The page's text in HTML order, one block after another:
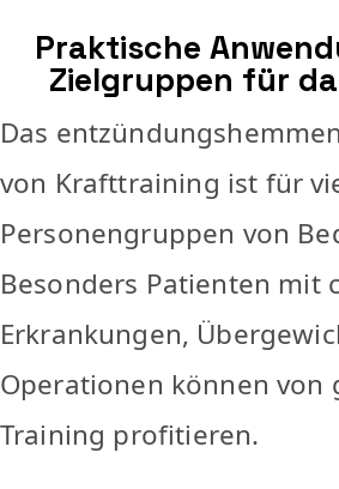
Praktische
Zielgruppen für
Das
von Krafttraining ist für
Personengruppen von
Besonders Patienten mit
Erkrankungen,
Operationen können von
Training profitieren.